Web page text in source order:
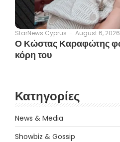
StarNews Cyprus - August 6, 2026
Ο Κώστας Καραφώτης
κόρη του
Κατηγορίες
News & Media
Showbiz & Gossip